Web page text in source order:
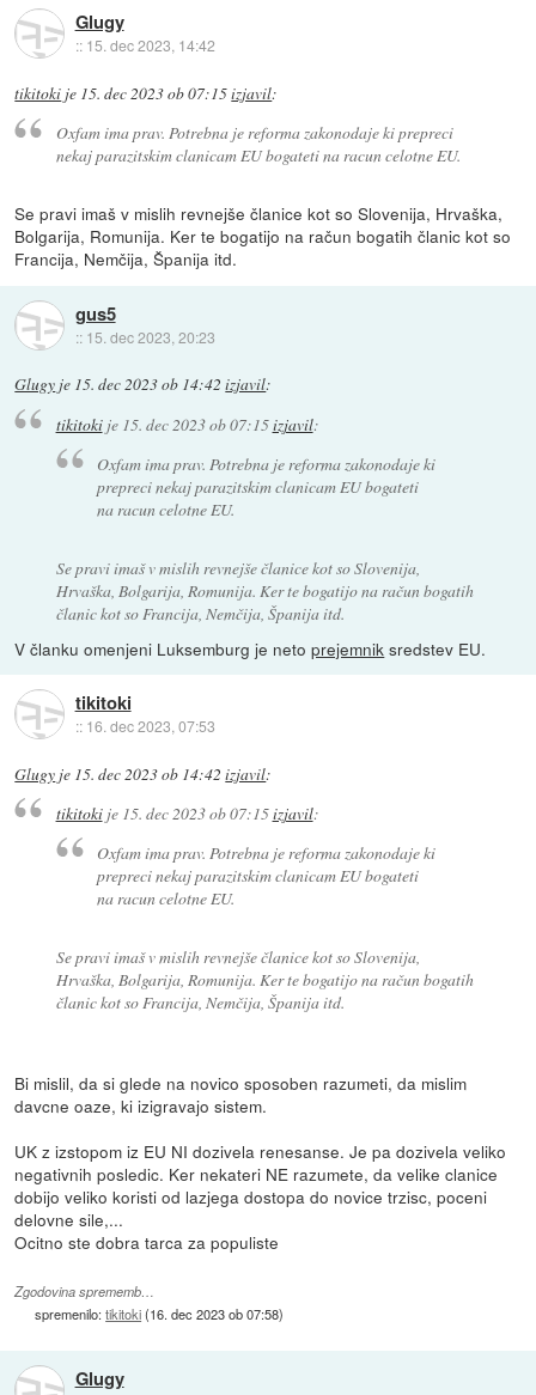
Glugy
:: 15. dec 2023, 14:42
tikitoki je 15. dec 2023 ob 07:15izjavil:
Oxfam ima prav. Potrebna je reforma zakonodaje ki prepreci
nekaj parazitskim clanicam EU bogateti na racun celotne EU.
Se pravi imaš v mislih revnejše članice kot so Slovenija, Hrvaška,
Bolgarija, Romunija. Ker te bogatijo na račun bogatih članic kot so
Francija, Nemčija, Španija itd.
gus5
:: 15. dec 2023, 20:23
Glugy je 15. dec 2023 ob 14:42 izjavil:
tikitokije 15. dec 2023 ob 07:15izjavil:
Oxfam ima prav. Potrebna je reforma zakonodaje ki
prepreci nekaj parazitskim clanicam EU bogateti
na racun celotne EU.
Se pravi imaš v mislih revnejše članice kot so Slovenija,
Hrvaška, Bolgarija, Romunija. Ker te bogatijo na račun bogatih
članic kot so Francija, Nemčija, Španija itd.
V članku omenjeni Luksemburg je netoprejemnik sredstev EU.
tikitoki
:: 16. dec 2023, 07:53
Glugy je 15. dec 2023 ob 14:42 izjavil:
tikitokije 15. dec 2023 ob 07:15izjavil:
Oxfam ima prav. Potrebna je reforma zakonodaje ki
prepreci nekaj parazitskim clanicam EU bogateti
na racun celotne EU.
Se pravi imaš v mislih revnejše članice kot so Slovenija,
Hrvaška, Bolgarija, Romunija. Ker te bogatijo na račun bogatih
članic kot so Francija, Nemčija, Španija itd.
Bi mislil, da si glede na novico sposoben razumeti, da mislim
davcne oaze, ki izigravajo sistem.
UK z izstopom iz EU NI dozivela renesanse. Je pa dozivela veliko
negativnih posledic. Ker nekateri NE razumete, da velike clanice
dobijo veliko koristi od lazjega dostopa do novice trzisc, poceni
delovne sile,...
Ocitno ste dobra tarca za populiste
Zgodovina sprememb…
spremenilo:tikitoki(16. dec 2023 ob 07:58)
Glugy